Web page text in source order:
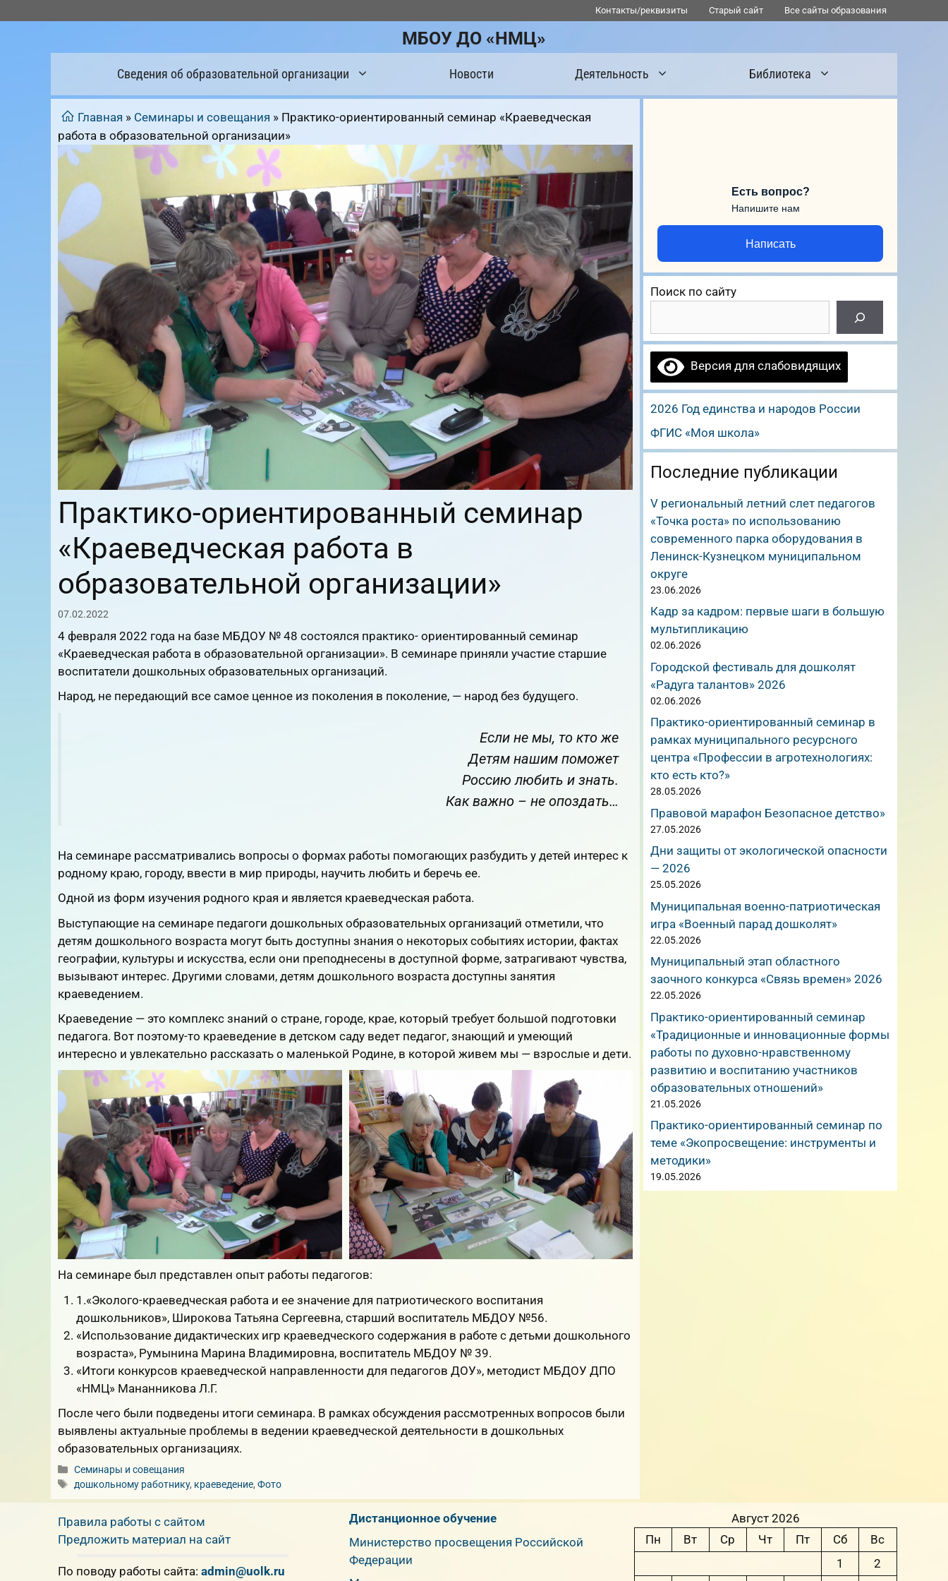
к
Контакты/реквизиты Старый сайт Все сайты образования
МБОУ ДО «НМЦ»
Сведения об образовательной организации Новости Деятельность Библиотека
Главная » Семинары и совещания » Практико-ориентированный семинар «Краеведческая
работа в образовательной организации»
Практико-ориентированный семинар
«Краеведческая работа в
образовательной организации»
07.02.2022
4 февраля 2022 года на базе МБДОУ № 48 состоялся практико- ориентированный семинар
«Краеведческая работа в образовательной организации». В семинаре приняли участие старшие
воспитатели дошкольных образовательных организаций.
Народ, не передающий все самое ценное из поколения в поколение, — народ без будущего.
Если не мы, то кто же
Детям нашим поможет
Россию любить и знать.
Как важно – не опоздать…
На семинаре рассматривались вопросы о формах работы помогающих разбудить у детей интерес к
родному краю, городу, ввести в мир природы, научить любить и беречь ее.
Одной из форм изучения родного края и является краеведческая работа.
Выступающие на семинаре педагоги дошкольных образовательных организаций отметили, что
детям дошкольного возраста могут быть доступны знания о некоторых событиях истории, фактах
географии, культуры и искусства, если они преподнесены в доступной форме, затрагивают чувства,
вызывают интерес. Другими словами, детям дошкольного возраста доступны занятия
краеведением.
Краеведение — это комплекс знаний о стране, городе, крае, который требует большой подготовки
педагога. Вот поэтому-то краеведение в детском саду ведет педагог, знающий и умеющий
интересно и увлекательно рассказать о маленькой Родине, в которой живем мы — взрослые и дети.
На семинаре был представлен опыт работы педагогов:
1.«Эколого-краеведческая работа и ее значение для патриотического воспитания
дошкольников», Широкова Татьяна Сергеевна, старший воспитатель МБДОУ №56.
«Использование дидактических игр краеведческого содержания в работе с детьми дошкольного
возраста», Румынина Марина Владимировна, воспитатель МБДОУ № 39.
«Итоги конкурсов краеведческой направленности для педагогов ДОУ», методист МБДОУ ДПО
«НМЦ» Мананникова Л.Г.
После чего были подведены итоги семинара. В рамках обсуждения рассмотренных вопросов были
выявлены актуальные проблемы в ведении краеведческой деятельности в дошкольных
образовательных организациях.
Рубрики
Семинары и совещания
Метки
дошкольному работнику, краеведение,Фото
Есть вопрос?
Напишите нам
Написать
Поиск по сайту
Версия для слабовидящих
2026 Год единства и народов России
ФГИС «Моя школа»
Последние публикации
V региональный летний слет педагогов
«Точка роста» по использованию
современного парка оборудования в
Ленинск-Кузнецком муниципальном
округе
23.06.2026
Кадр за кадром: первые шаги в большую
мультипликацию
02.06.2026
Городской фестиваль для дошколят
«Радуга талантов» 2026
02.06.2026
Практико-ориентированный семинар в
рамках муниципального ресурсного
центра «Профессии в агротехнологиях:
кто есть кто?»
28.05.2026
Правовой марафон Безопасное детство»
27.05.2026
Дни защиты от экологической опасности
— 2026
25.05.2026
Муниципальная военно-патриотическая
игра «Военный парад дошколят»
22.05.2026
Муниципальный этап областного
заочного конкурса «Связь времен» 2026
22.05.2026
Практико-ориентированный семинар
«Традиционные и инновационные формы
работы по духовно-нравственному
развитию и воспитанию участников
образовательных отношений»
21.05.2026
Практико-ориентированный семинар по
теме «Экопросвещение: инструменты и
методики»
19.05.2026
Правила работы с сайтом
Предложить материал на сайт
По поводу работы сайта: admin@uolk.ru
Дистанционное обучение
Министерство просвещения Российской
Федерации
Август 2026
Пн
Вт Ср Чт Пт Сб
Вс
1
2